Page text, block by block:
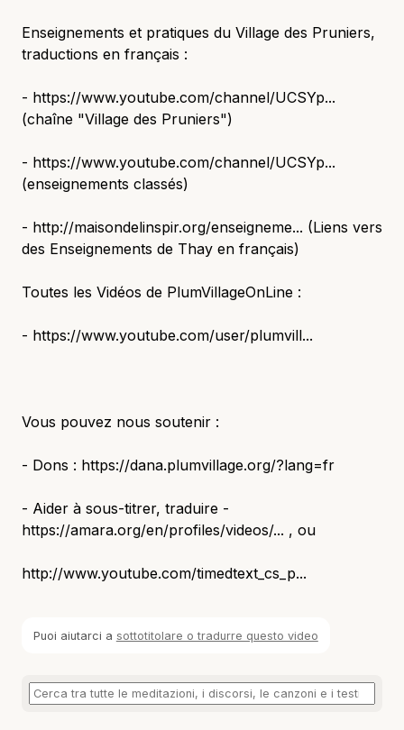
Enseignements et pratiques du Village des Pruniers,
traductions en français :
- https://www.youtube.com/channel/UCSYp...
(chaîne "Village des Pruniers")
- https://www.youtube.com/channel/UCSYp...
(enseignements classés)
- http://maisondelinspir.org/enseigneme... (Liens vers
des Enseignements de Thay en français)
Toutes les Vidéos de PlumVillageOnLine :
- https://www.youtube.com/user/plumvill...
Vous pouvez nous soutenir :
- Dons : https://dana.plumvillage.org/?lang=fr
- Aider à sous-titrer, traduire -
https://amara.org/en/profiles/videos/... , ou
http://www.youtube.com/timedtext_cs_p...
Puoi aiutarci a sottotitolare o tradurre questo video